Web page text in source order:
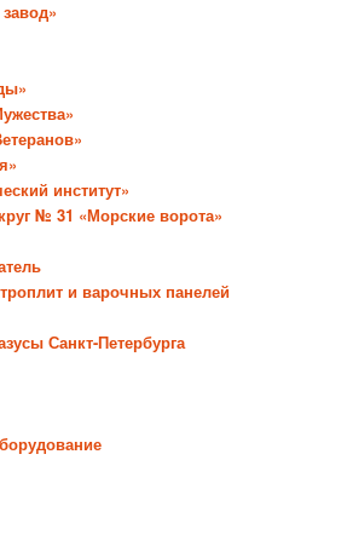
институт»
№ 31 «Морские ворота»
и варочных панелей
Санкт-Петербурга